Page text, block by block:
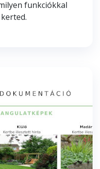
funkciókkal